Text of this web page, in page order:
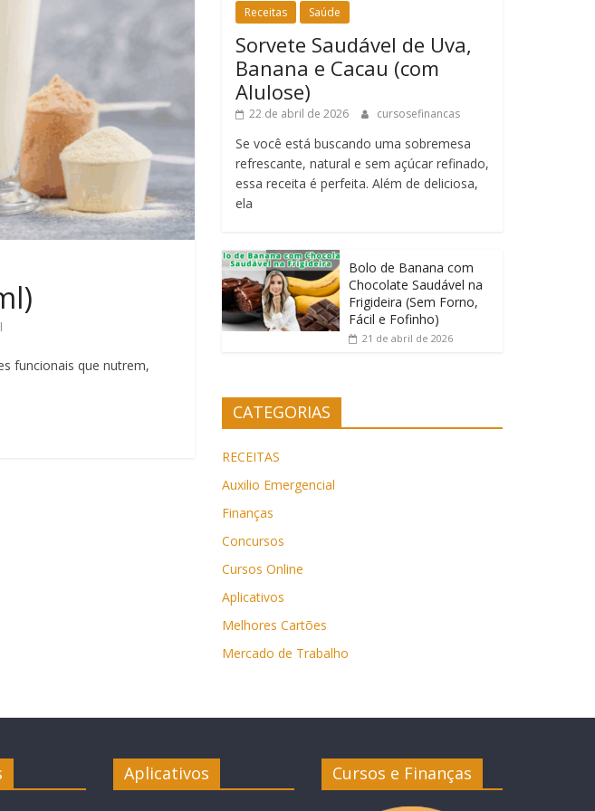
funcionais que nutrem,
Receitas Saúde
Sorvete Saudável de Uva,
Banana e Cacau (com
Alulose)
22 de abril de 2026 cursosefinancas
Se você está buscando uma sobremesa
refrescante, natural e sem açúcar refinado,
essa receita é perfeita. Além de deliciosa,
ela
Bolo de Banana com
Chocolate Saudável na
Frigideira (Sem Forno,
Fácil e Fofinho)
21 de abril de 2026
CATEGORIAS
RECEITAS
Auxilio Emergencial
Finanças
Concursos
Cursos Online
Aplicativos
Melhores Cartões
Mercado de Trabalho
Aplicativos Cursos e Finanças